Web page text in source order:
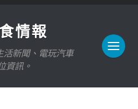
情報
活新聞、電玩汽車
資訊。